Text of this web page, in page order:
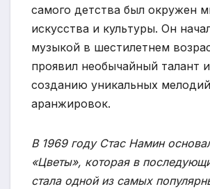
самого детства был окружен
искусства и культуры. Он
музыкой в шестилетнем
проявил необычайный талант
созданию уникальных
аранжировок.
В 1969 году Стас Намин
«Цветы», которая в
стала одной из самых